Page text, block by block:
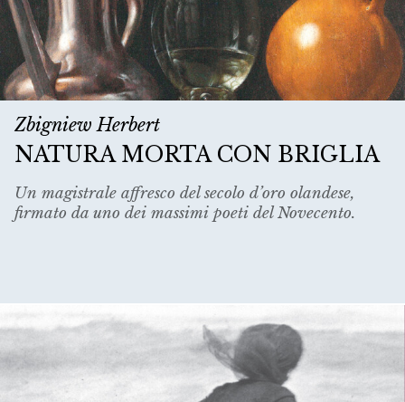
Zbigniew Herbert
NATURA MORTA CON BRIGLIA
Un magistrale affresco del secolo d’oro olandese,
firmato da uno dei massimi poeti del Novecento.